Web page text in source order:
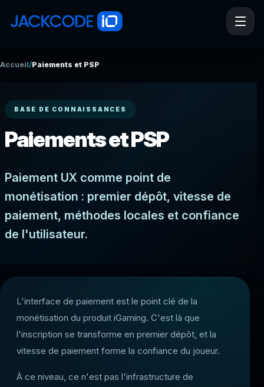
Accueil/Paiements et PSP
BASE DE CONNAISSANCES
Paiements et PSP
Paiement UX comme point de
monétisation : premier dépôt, vitesse de
paiement, méthodes locales et confiance
de l'utilisateur.
L'interface de paiement est le point clé de la
monétisation du produit iGaming. C'est là que
l'inscription se transforme en premier dépôt, et la
vitesse de paiement forme la confiance du joueur.
À ce niveau, ce n'est pas l'infrastructure de